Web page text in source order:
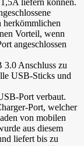
liefern können.
herkömmlichen
Vorteil, wenn
angeschlossen
3.0 Anschluss zu
USB-Sticks und
Port verbaut.
Port, welcher
von mobilen
aus diesem
liefert bis zu